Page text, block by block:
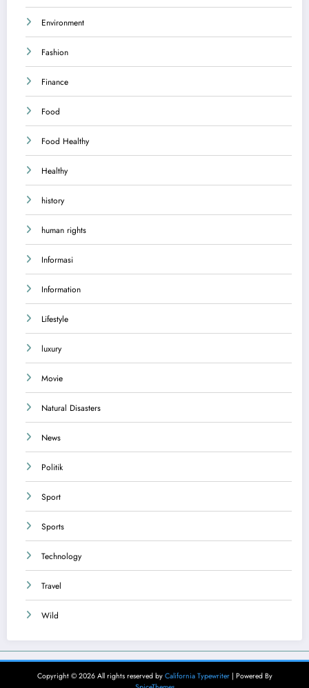
Environment
Fashion
Finance
Food
Food Healthy
Healthy
history
human rights
Informasi
Information
Lifestyle
luxury
Movie
Natural Disasters
News
Politik
Sport
Sports
Technology
Travel
Wild
Copyright © 2026 All rights reserved by California Typewriter| Powered By